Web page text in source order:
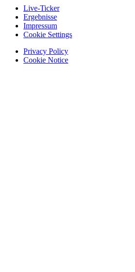
Live-Ticker
Ergebnisse
Impressum
Cookie Settings
Privacy Policy
Cookie Notice